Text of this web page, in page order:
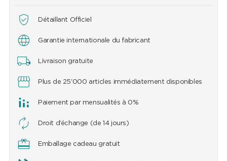
Détaillant Officiel
Garantie internationale du fabricant
Livraison gratuite
Plus de 25'000 articles immédiatement disponibles
Paiement par mensualités à 0%
Droit d’échange (de 14 jours)
Emballage cadeau gratuit